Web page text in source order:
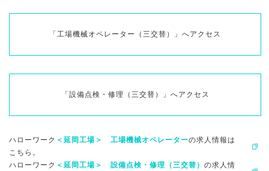
「工場機械オペレーター（三交替）」へアクセス
「設備点検・修理（三交替）」へアクセス
ハローワーク ＜延岡工場＞ 工場機械オペレーターの求人情報は
こちら。
ハローワーク ＜延岡工場＞ 設備点検・修理（三交替） の求人情